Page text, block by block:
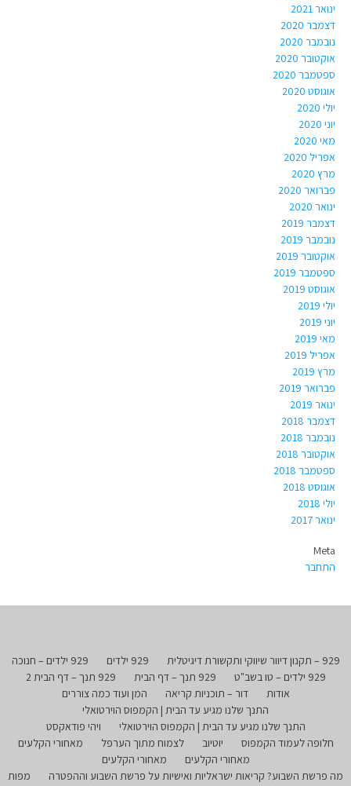
ינואר 2021
דצמבר 2020
נובמבר 2020
אוקטובר 2020
ספטמבר 2020
אוגוסט 2020
יולי 2020
יוני 2020
מאי 2020
אפריל 2020
מרץ 2020
פברואר 2020
ינואר 2020
דצמבר 2019
נובמבר 2019
אוקטובר 2019
ספטמבר 2019
אוגוסט 2019
יולי 2019
יוני 2019
מאי 2019
אפריל 2019
מרץ 2019
פברואר 2019
ינואר 2019
דצמבר 2018
נובמבר 2018
אוקטובר 2018
ספטמבר 2018
אוגוסט 2018
יולי 2018
ינואר 2017
Meta
התחבר
929 – תקנון דיוור שיווקי ותקשורת דיגיטלית 929 ילדים
929 ילדים – חנוכה
929 ילדים – טו בשב"ט
929 תנך – דף הבית
929 תנך – דף הבית 2
אודות
דור – תוכניות קריאה
המן ועוד כמה צוררים
התנך שלנו מגיע עד הבית | הקמפוס הוירטואלי
התנך שלנו מגיע עד הבית | הקמפוס הוירטואלי
ויהי פודאקסט
חלופה לעמוד הקמפוס
יוטיוב לצמוח מתוך הערפל
מאחורי הקלעים
מאחורי הקלעים
מאחורי הקלעים
מה פרשת השבוע? קריאות ישראליות ואישיות על פרשת השבוע וההפטרה
מפות